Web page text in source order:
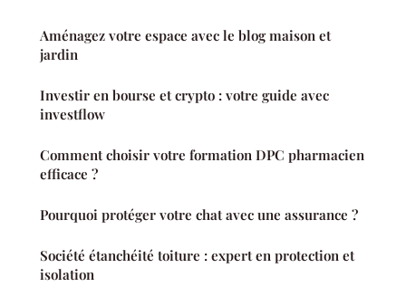
Aménagez votre espace avec le blog maison et
jardin
Investir en bourse et crypto : votre guide avec
investflow
Comment choisir votre formation DPC pharmacien
efficace ?
Pourquoi protéger votre chat avec une assurance ?
Société étanchéité toiture : expert en protection et
isolation